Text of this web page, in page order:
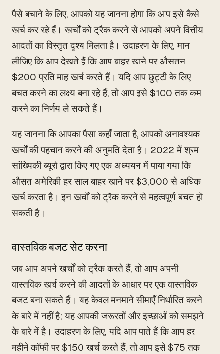
पैसे बचाने के लिए, आपको यह जानना होगा कि आप इसे कैसे
खर्च कर रहे हैं। खर्चों को ट्रैक करने से आपको अपने वित्तीय
आदतों का विस्तृत दृश्य मिलता है। उदाहरण के लिए, मान
लीजिए कि आप देखते हैं कि आप बाहर खाने पर औसतन
$200 प्रति माह खर्च करते हैं। यदि आप छुट्टी के लिए
बचत करने का लक्ष्य बना रहे हैं, तो आप इसे $100 तक कम
करने का निर्णय ले सकते हैं।
यह जानना कि आपका पैसा कहाँ जाता है, आपको अनावश्यक
खर्चों की पहचान करने की अनुमति देता है। 2022 में श्रम
सांख्यिकी ब्यूरो द्वारा किए गए एक अध्ययन में पाया गया कि
औसत अमेरिकी हर साल बाहर खाने पर $3,000 से अधिक
खर्च करता है। इन खर्चों को ट्रैक करने से महत्वपूर्ण बचत हो
सकती है।
वास्तविक बजट सेट करना
जब आप अपने खर्चों को ट्रैक करते हैं, तो आप अपनी
वास्तविक खर्च करने की आदतों के आधार पर एक वास्तविक
बजट बना सकते हैं। यह केवल मनमाने सीमाएँ निर्धारित करने
के बारे में नहीं है; यह आपकी जरूरतों और इच्छाओं को समझने
के बारे में है। उदाहरण के लिए, यदि आप पाते हैं कि आप हर
महीने कॉफी पर $150 खर्च करते हैं, तो आप इसे $75 तक